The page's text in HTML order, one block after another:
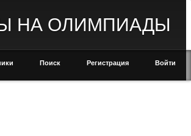
НА ОЛИМПИАДЫ
Поиск Регистрация Войти